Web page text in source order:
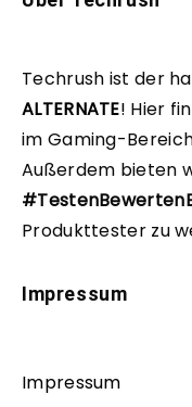
Techrush ist der
ALTERNATE! Hier
im Gaming-
Außerdem bieten
Produkttester zu
Impressum
Impressum